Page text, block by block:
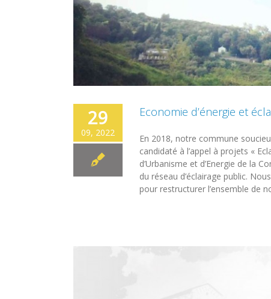
29
09, 2022
Economie d’énergie et
En 2018, notre commune
candidaté à l’appel à projets «
d’Urbanisme et d’Energie de la
du réseau d’éclairage public.
pour restructurer l’ensemble de